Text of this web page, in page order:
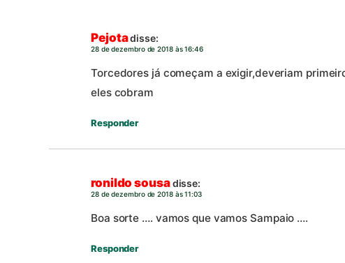
Pejotadisse:
28 de dezembro de 2018 às 16:46
Torcedores já começam a exigir,deveriam
eles cobram
Responder
ronildo sousadisse:
28 de dezembro de 2018 às 11:03
Boa sorte …. vamos que vamos Sampaio ….
Responder